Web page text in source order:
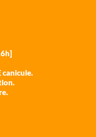
canicule.